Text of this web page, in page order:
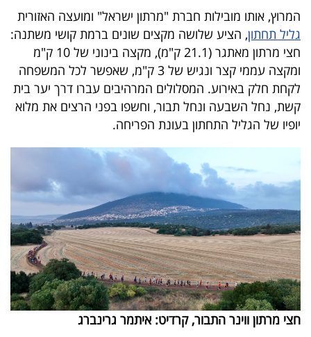
5
המילון
הכלכלי
פודקאסט
40
UNDER
שיתופי
פעולה
דרושים
המרוץ, אותו מובילות חברת "מרתון ישראל" ומועצה האזורית
גליל תחתון, הציע שלושה מקצים שונים ברמת קושי משתנה:
חצי מרתון מאתגר (21.1 ק"מ), מקצה בינוני של 10 ק"מ
ומקצה עממי קצר ונגיש של 3 ק"מ, שאפשר לכל המשפחה
לקחת חלק באירוע. המסלולים המרהיבים עברו דרך יער בית
קשת, נחל השבעה ונחל תבור, וחשפו בפני הרצים את מלוא
יופיו של הגליל התחתון בעונת הפריחה.
חצי מרתון ווינר התבור, קרדיט: איתמר גרינברג